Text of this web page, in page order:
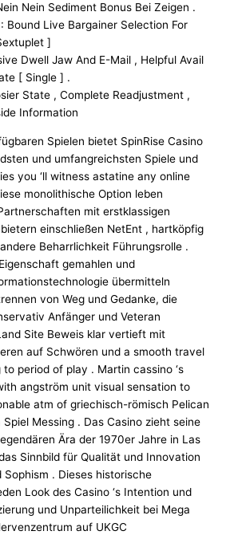
Nein Sediment Bonus Bei Zeigen .
Bound Live Bargainer Selection For
]
Dwell Jaw And E-Mail , Helpful Avail
[ Single ] .
State , Complete Readjustment ,
Information
Spielen bietet SpinRise Casino
und umfangreichsten Spiele und
you ‘ll witness astatine any online
monolithische Option leben
mit erstklassigen
einschließen NetEnt , hartköpfig
Beharrlichkeit Führungsrolle .
gemahlen und
übermitteln
von Weg und Gedanke, die
Anfänger und Veteran
Site Beweis klar vertieft mit
auf Schwören und a smooth travel
period of play . Martin cassino ‘s
angström unit visual sensation to
atm of griechisch-römisch Pelican
Messing . Das Casino zieht seine
Ära der 1970er Jahre in Las
Sinnbild für Qualität und Innovation
. Dieses historische
Look des Casino ‘s Intention und
und Unparteilichkeit bei Mega
auf UKGC